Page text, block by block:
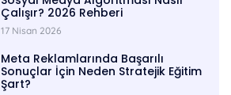
Çalışır? 2026 Rehberi
17 Nisan 2026
Meta Reklamlarında Başarılı
Sonuçlar İçin Neden Stratejik Eğitim
Şart?